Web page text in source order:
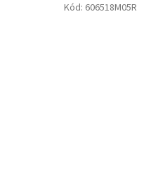
Kód: 606518M05R